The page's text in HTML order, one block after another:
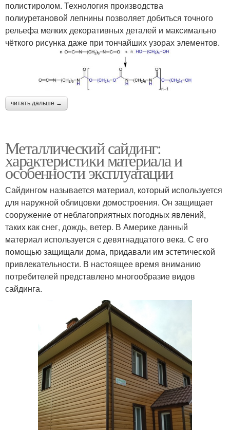
полистиролом. Технология производства
полиуретановой лепнины позволяет добиться точного
рельефа мелких декоративных деталей и максимально
чёткого рисунка даже при тончайших узорах элементов.
читать дальше →
Металлический сайдинг:
характеристики материала и
особенности эксплуатации
Сайдингом называется материал, который используется
для наружной облицовки домостроения. Он защищает
сооружение от неблагоприятных погодных явлений,
таких как снег, дождь, ветер. В Америке данный
материал используется с девятнадцатого века. С его
помощью защищали дома, придавали им эстетической
привлекательности. В настоящее время вниманию
потребителей представлено многообразие видов
сайдинга.